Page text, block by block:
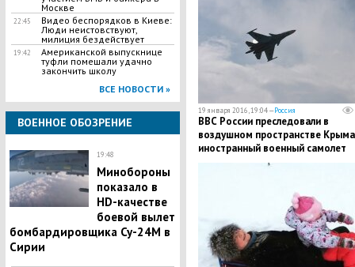
Москве
22:45
Видео беспорядков в Киеве:
Люди неистовствуют,
милиция бездействует
19:42
Американской выпускнице
туфли помешали удачно
закончить школу
ВСЕ НОВОСТИ »
ВОЕННОЕ ОБОЗРЕНИЕ
19:48
Минобороны
показало в
HD-качестве
боевой вылет
бомбардировщика Су-24М в
Сирии
19 января 2016, 19:04 —Россия
ВВС России преследовали в
воздушном пространстве Крыма
иностранный военный самолет